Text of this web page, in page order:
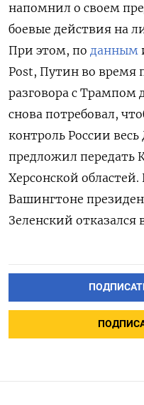
напомнил о своем
боевые действия на
При этом, по данным
Post, Путин во время
разговора с Трампом
снова потребовал,
контроль России
предложил передать
Херсонской
Вашингтоне
Зеленский отказался